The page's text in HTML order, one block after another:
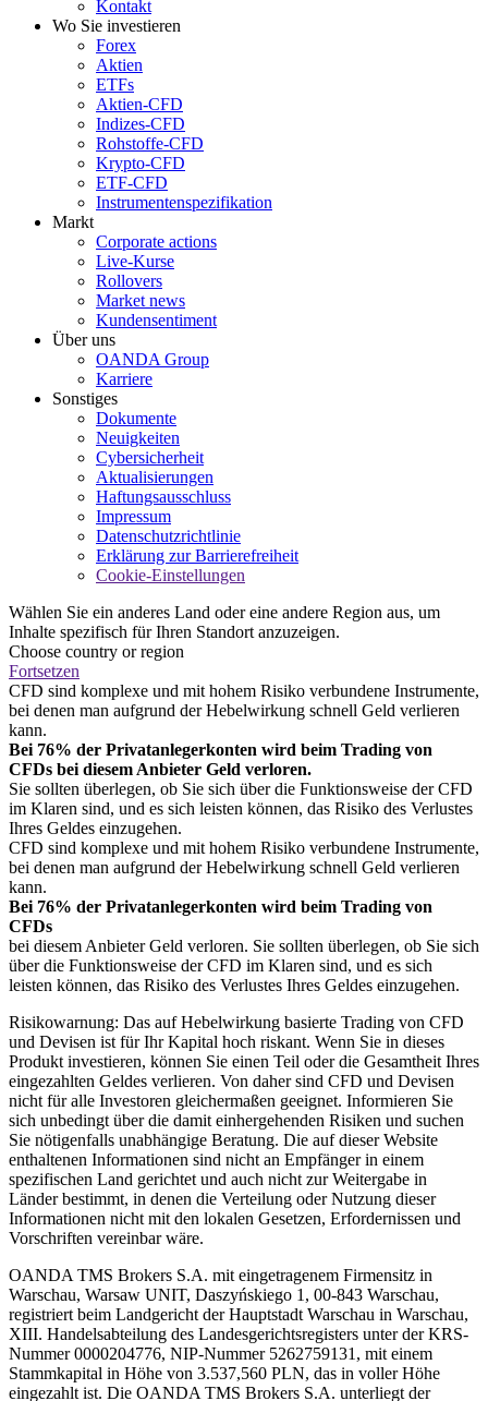
Kontakt
Wo Sie investieren
Forex
Aktien
ETFs
Aktien-CFD
Indizes-CFD
Rohstoffe-CFD
Krypto-CFD
ETF-CFD
Instrumentenspezifikation
Markt
Corporate actions
Live-Kurse
Rollovers
Market news
Kundensentiment
Über uns
OANDA Group
Karriere
Sonstiges
Dokumente
Neuigkeiten
Cybersicherheit
Aktualisierungen
Haftungsausschluss
Impressum
Datenschutzrichtlinie
Erklärung zur Barrierefreiheit
Cookie-Einstellungen
Wählen Sie ein anderes Land oder eine andere Region aus, um
Inhalte spezifisch für Ihren Standort anzuzeigen.
Choose country or region
Fortsetzen
CFD sind komplexe und mit hohem Risiko verbundene Instrumente,
bei denen man aufgrund der Hebelwirkung schnell Geld verlieren
kann.
Bei 76% der Privatanlegerkonten wird beim Trading von
CFDs bei diesem Anbieter Geld verloren.
Sie sollten überlegen, ob Sie sich über die Funktionsweise der CFD
im Klaren sind, und es sich leisten können, das Risiko des Verlustes
Ihres Geldes einzugehen.
CFD sind komplexe und mit hohem Risiko verbundene Instrumente,
bei denen man aufgrund der Hebelwirkung schnell Geld verlieren
kann.
Bei 76% der Privatanlegerkonten wird beim Trading von
CFDs
bei diesem Anbieter Geld verloren. Sie sollten überlegen, ob Sie sich
über die Funktionsweise der CFD im Klaren sind, und es sich
leisten können, das Risiko des Verlustes Ihres Geldes einzugehen.
Risikowarnung: Das auf Hebelwirkung basierte Trading von CFD
und Devisen ist für Ihr Kapital hoch riskant. Wenn Sie in dieses
Produkt investieren, können Sie einen Teil oder die Gesamtheit Ihres
eingezahlten Geldes verlieren. Von daher sind CFD und Devisen
nicht für alle Investoren gleichermaßen geeignet. Informieren Sie
sich unbedingt über die damit einhergehenden Risiken und suchen
Sie nötigenfalls unabhängige Beratung. Die auf dieser Website
enthaltenen Informationen sind nicht an Empfänger in einem
spezifischen Land gerichtet und auch nicht zur Weitergabe in
Länder bestimmt, in denen die Verteilung oder Nutzung dieser
Informationen nicht mit den lokalen Gesetzen, Erfordernissen und
Vorschriften vereinbar wäre.
OANDA TMS Brokers S.A. mit eingetragenem Firmensitz in
Warschau, Warsaw UNIT, Daszyńskiego 1, 00-843 Warschau,
registriert beim Landgericht der Hauptstadt Warschau in Warschau,
XIII. Handelsabteilung des Landesgerichtsregisters unter der KRS-
Nummer 0000204776, NIP-Nummer 5262759131, mit einem
Stammkapital in Höhe von 3.537,560 PLN, das in voller Höhe
eingezahlt ist. Die OANDA TMS Brokers S.A. unterliegt der